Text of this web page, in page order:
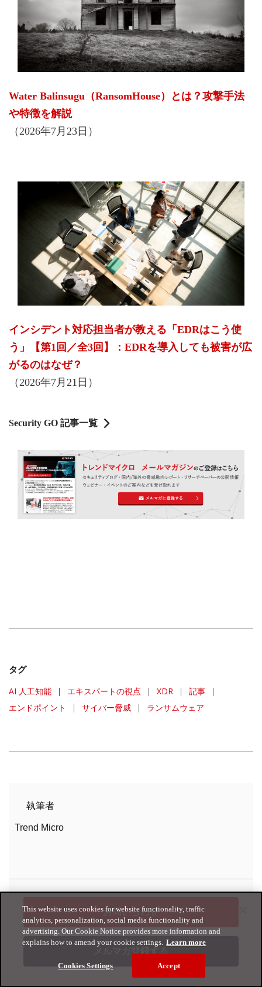
Water Balinsugu（RansomHouse）とは？攻撃手法
や特徴を解説
（2026年7月23日）
インシデント対応担当者が教える「EDRはこう使
う」【第1回／全3回】：EDRを導入しても被害が広
がるのはなぜ？
（2026年7月21日）
Security GO 記事一覧
タグ
AI 人工知能 | エキスパートの視点 | XDR | 記事
|
エンドポイント
| サイバー脅威 | ランサムウェア
執筆者
Trend Micro
お問い合わせ
This website uses cookies for website functionality, traffic
analytics, personalization, social media functionality and
advertising. Our Cookie Notice provides more information and
explains how to amend your cookie settings. Learn more
Cookies Settings Accept